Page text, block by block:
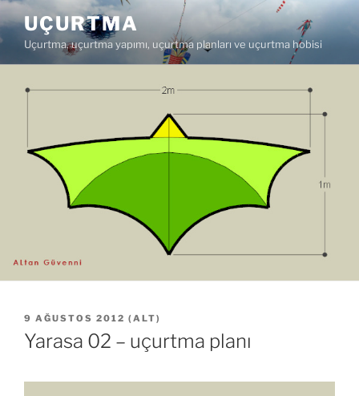
İçeriğe
geç UÇURTMA
Uçurtma, uçurtma yapımı, uçurtma planları ve uçurtma hobisi
YAYIM
TARIHI
9 AĞUSTOS 2012 ( ALT)
Yarasa 02 – uçurtma planı